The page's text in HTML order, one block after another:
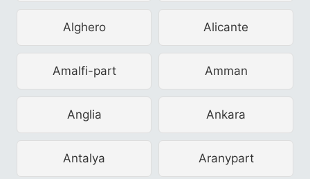
Alghero Alicante
Amalfi-part Amman
Anglia Ankara
Antalya Aranypart